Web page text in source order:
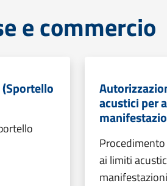
e commercio
(Sportello
acustici per
ai limiti